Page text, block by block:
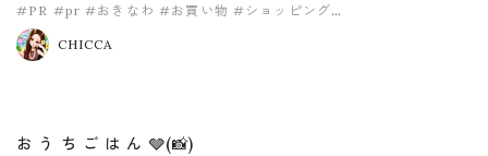
#PR #pr #おきなわ #お買い物 #ショッピング
#ネットショッピング
CHICCA
お う ち ご は ん 🩶(📸)